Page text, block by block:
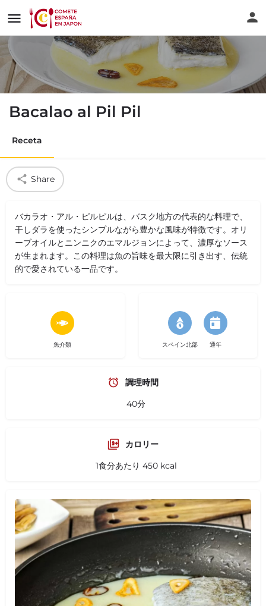
Bacalao al Pil Pil
Receta
Share
バカラオ・アル・ピルピルは、バスク地方の代表的な料理で、
干しダラを使ったシンプルながら豊かな風味が特徴です。オリ
ーブオイルとニンニクのエマルジョンによって、濃厚なソース
が生まれます。この料理は魚の旨味を最大限に引き出す、伝統
的で愛されている一品です。
魚介類 スペイン北部 通年
調理時間
40分
カロリー
1食分あたり 450 kcal